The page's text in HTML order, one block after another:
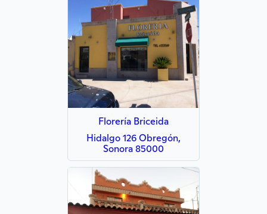
Florería Briceida
Hidalgo 126 Obregón,
Sonora 85000